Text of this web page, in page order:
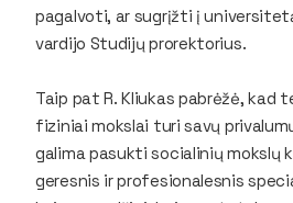
pagalvoti, ar sugrįžti į
vardijo Studijų prorektorius.
Taip pat R. Kliukas pabrėžė, kad
fiziniai mokslai turi savų
galima pasukti socialinių mokslų
geresnis ir profesionalesnis